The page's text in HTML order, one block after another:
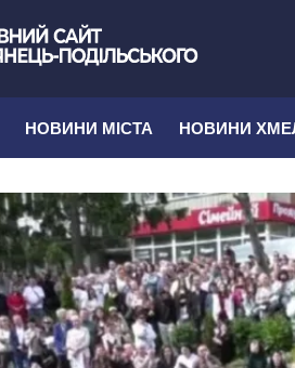
НОВИНИ МІСТА НОВИНИ